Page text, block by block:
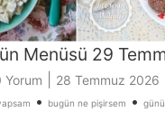
Menüsü 29
Yorum 28 Temmuz 2026
• bugün ne pişirsem •